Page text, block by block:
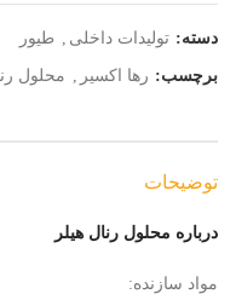
دسته: تولیدات داخلی , طیور
برچسب: رها اکسیر , محلول
توضیحات
درباره محلول رنال هیلر
مواد سازنده: